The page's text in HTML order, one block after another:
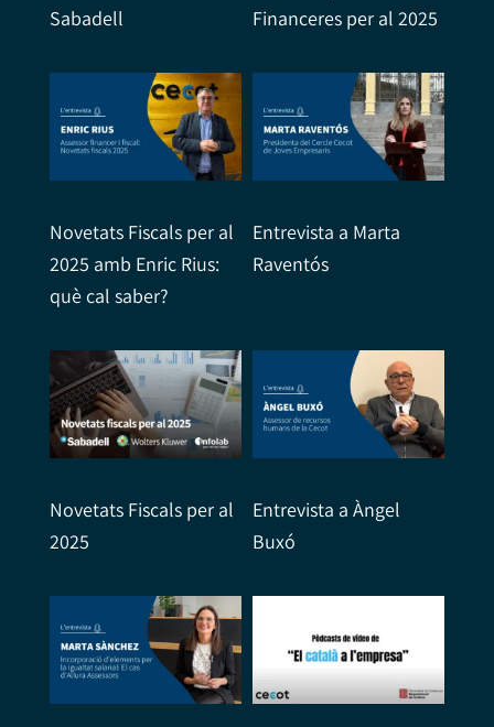
Sabadell
Financeres per al 2025
Novetats Fiscals per al
2025 amb Enric Rius:
què cal saber?
Entrevista a Marta
Raventós
Novetats Fiscals per al
2025
Entrevista a Àngel
Buxó